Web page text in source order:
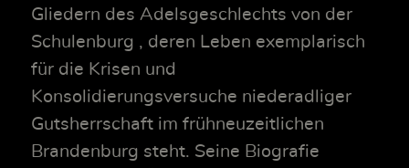
Gliedern des Adelsgeschlechts von der
Schulenburg , deren Leben exemplarisch
für die Krisen und
Konsolidierungsversuche niederadliger
Gutsherrschaft im frühneuzeitlichen
Brandenburg steht. Seine Biografie